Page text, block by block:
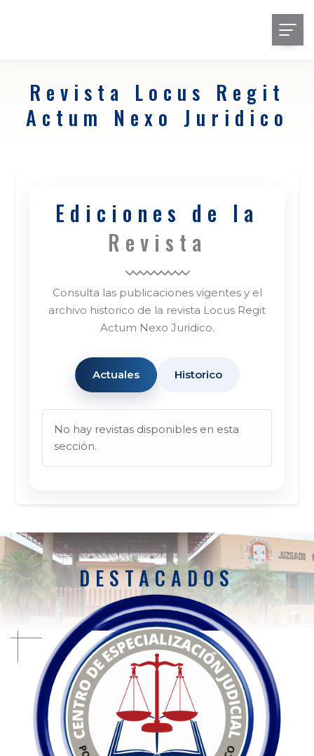
Revista Locus Regit
Actum Nexo Juridico
Ediciones de la
Revista
Consulta las publicaciones vigentes y el
archivo historico de la revista Locus Regit
Actum Nexo Juridico.
Actuales Historico
No hay revistas disponibles en esta
sección.
DESTACADOS